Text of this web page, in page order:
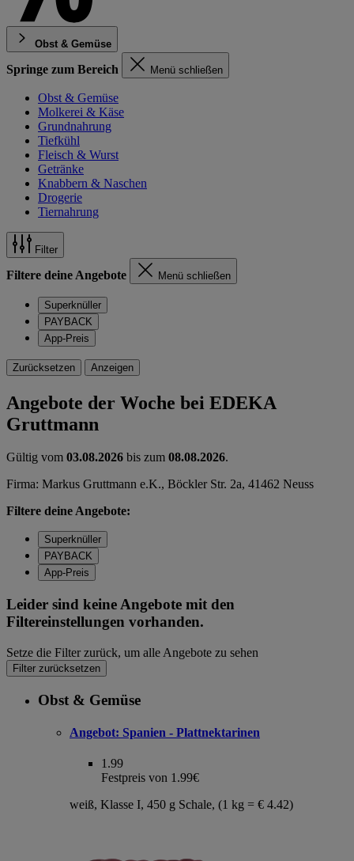
Obst & Gemüse
Springe zum Bereich Menü schließen
Obst & Gemüse
Molkerei & Käse
Grundnahrung
Tiefkühl
Fleisch & Wurst
Getränke
Knabbern & Naschen
Drogerie
Tiernahrung
Filter
Filtere deine Angebote Menü schließen
Superknüller
PAYBACK
App-Preis
Zurücksetzen Anzeigen
Angebote der Woche bei EDEKA
Gruttmann
Gültig vom 03.08.2026 bis zum 08.08.2026.
Firma: Markus Gruttmann e.K., Böckler Str. 2a, 41462 Neuss
Filtere deine Angebote:
Superknüller
PAYBACK
App-Preis
Leider sind keine Angebote mit den
Filtereinstellungen vorhanden.
Setze die Filter zurück, um alle Angebote zu sehen
Filter zurücksetzen
Obst & Gemüse
Angebot: Spanien - Plattnektarinen
1.99
Festpreis von 1.99€
weiß, Klasse I, 450 g Schale, (1 kg = € 4.42)